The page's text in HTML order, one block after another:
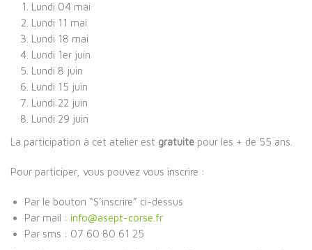
Lundi 04 mai
Lundi 11 mai
Lundi 18 mai
Lundi 1er juin
Lundi 8 juin
Lundi 15 juin
Lundi 22 juin
Lundi 29 juin
La participation à cet atelier est gratuite pour les + de 55 ans.
Pour participer, vous pouvez vous inscrire :
Par le bouton “S’inscrire” ci-dessus
Par mail : info@asept-corse.fr
Par sms : 07 60 80 61 25